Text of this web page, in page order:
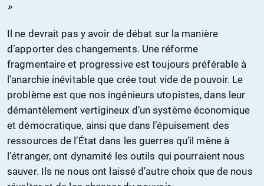
»
Il ne devrait pas y avoir de débat sur la manière
d’apporter des changements. Une réforme
fragmentaire et progressive est toujours préférable à
l’anarchie inévitable que crée tout vide de pouvoir. Le
problème est que nos ingénieurs utopistes, dans leur
démantèlement vertigineux d’un système économique
et démocratique, ainsi que dans l’épuisement des
ressources de l’État dans les guerres qu’il mène à
l’étranger, ont dynamité les outils qui pourraient nous
sauver. Ils ne nous ont laissé d’autre choix que de nous